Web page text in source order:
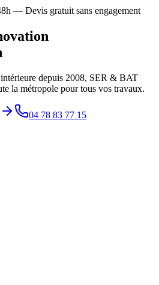
— Devis gratuit sans engagement
depuis 2008, SER & BAT
la métropole pour tous vos travaux.
04 78 83 77 15